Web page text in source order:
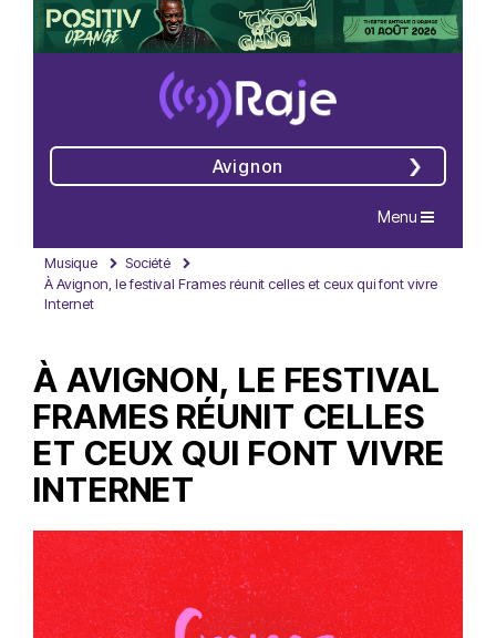
Avignon
Navigation
Menu
Musique
Société
À Avignon, le festival Frames réunit celles et ceux qui font vivre
Internet
À AVIGNON, LE FESTIVAL
FRAMES RÉUNIT CELLES
ET CEUX QUI FONT VIVRE
INTERNET